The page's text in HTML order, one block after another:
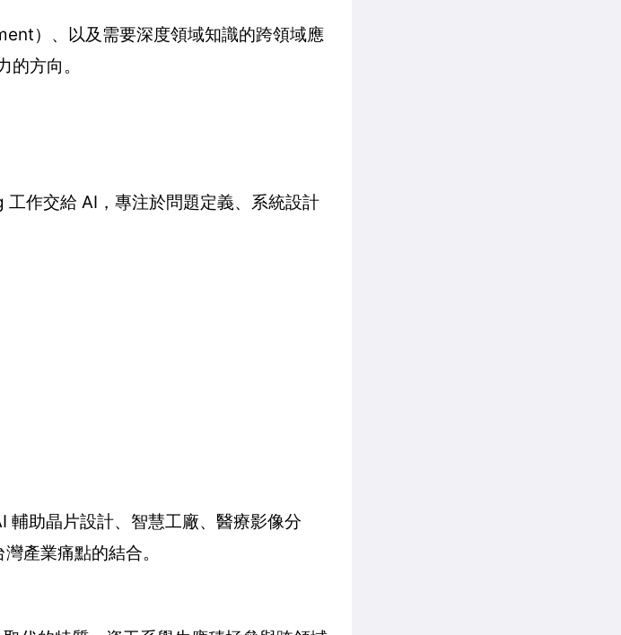
）、以及需要深度領域知識的跨領域應
方向。
作交給 AI，專注於問題定義、系統設計
輔助晶片設計、智慧工廠、醫療影像分
產業痛點的結合。